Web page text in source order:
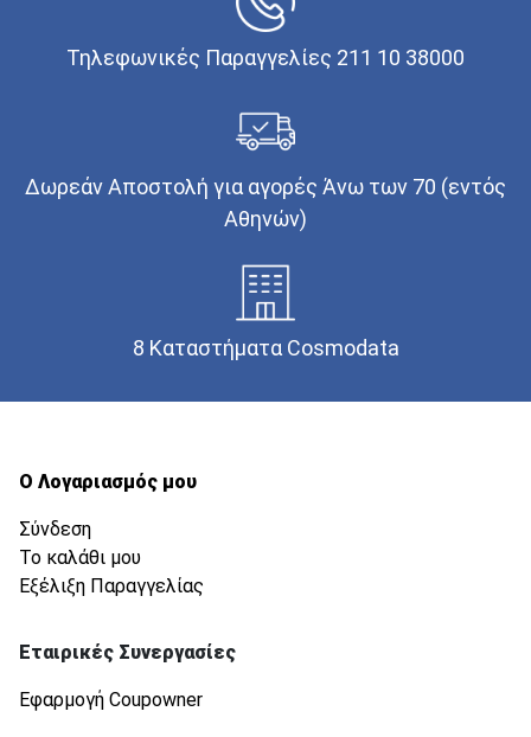
Τηλεφωνικές Παραγγελίες 211 10 38000
Δωρεάν Αποστολή για αγορές Άνω των 70 (εντός
Αθηνών)
8 Καταστήματα Cosmodata
Ο Λογαριασμός μου
Σύνδεση
Το καλάθι μου
Εξέλιξη Παραγγελίας
Εταιρικές Συνεργασίες
Εφαρμογή Coupowner